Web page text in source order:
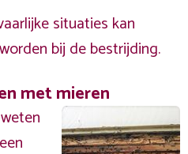
situaties kan
bij de bestrijding.
met mieren